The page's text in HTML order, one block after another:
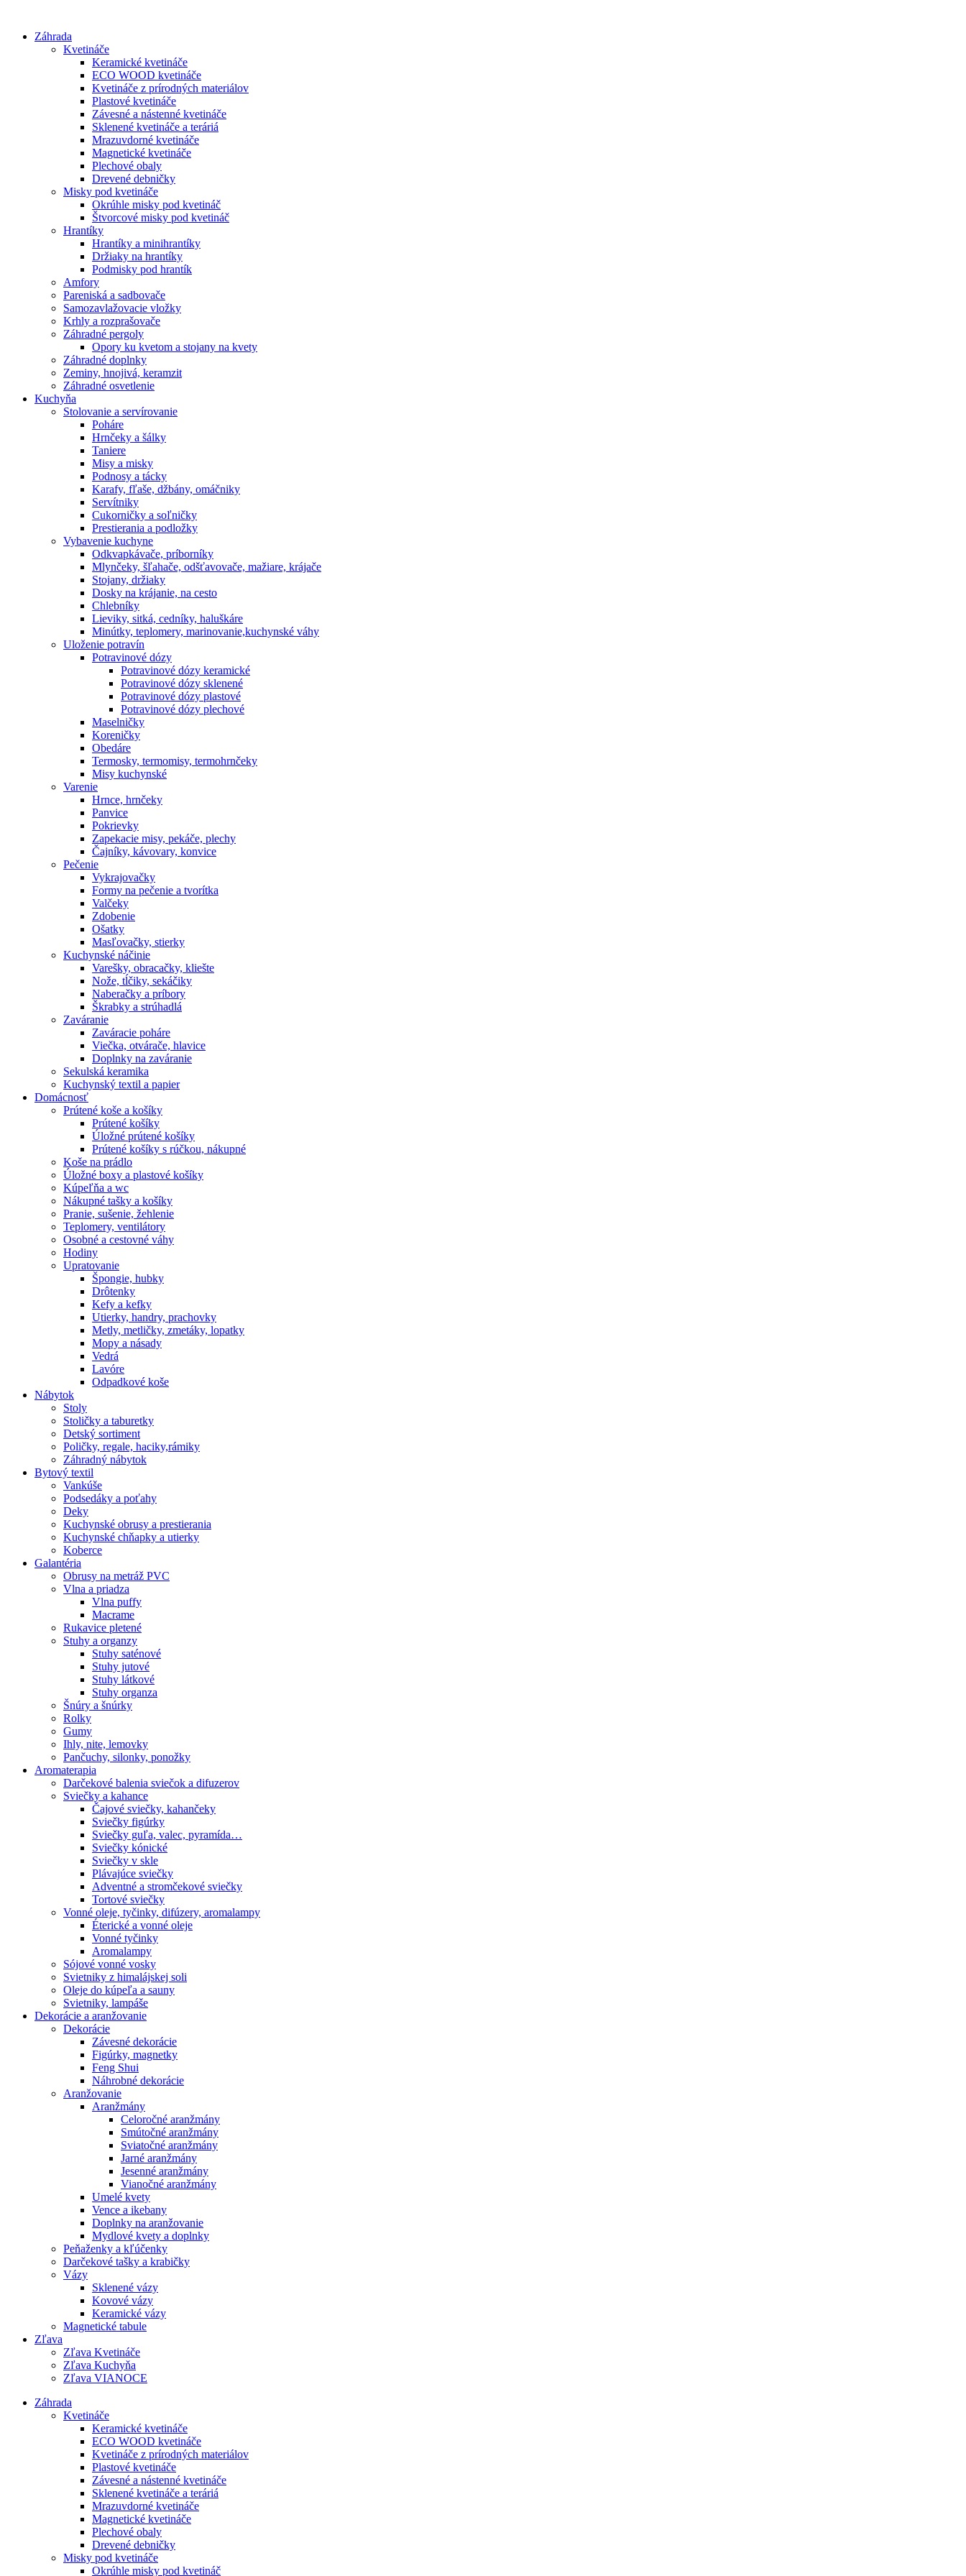
obsah
Záhrada
Kvetináče
Keramické kvetináče
ECO WOOD kvetináče
Kvetináče z prírodných materiálov
Plastové kvetináče
Závesné a nástenné kvetináče
Sklenené kvetináče a teráriá
Mrazuvdorné kvetináče
Magnetické kvetináče
Plechové obaly
Drevené debničky
Misky pod kvetináče
Okrúhle misky pod kvetináč
Štvorcové misky pod kvetináč
Hrantíky
Hrantíky a minihrantíky
Držiaky na hrantíky
Podmisky pod hrantík
Amfory
Pareniská a sadbovače
Samozavlažovacie vložky
Krhly a rozprašovače
Záhradné pergoly
Opory ku kvetom a stojany na kvety
Záhradné doplnky
Zeminy, hnojivá, keramzit
Záhradné osvetlenie
Kuchyňa
Stolovanie a servírovanie
Poháre
Hrnčeky a šálky
Taniere
Misy a misky
Podnosy a tácky
Karafy, fľaše, džbány, omáčniky
Servítniky
Cukorničky a soľničky
Prestierania a podložky
Vybavenie kuchyne
Odkvapkávače, príborníky
Mlynčeky, šľahače, odšťavovače, mažiare, krájače
Stojany, držiaky
Dosky na krájanie, na cesto
Chlebníky
Lieviky, sitká, cedníky, haluškáre
Minútky, teplomery, marinovanie,kuchynské váhy
Uloženie potravín
Potravinové dózy
Potravinové dózy keramické
Potravinové dózy sklenené
Potravinové dózy plastové
Potravinové dózy plechové
Maselničky
Koreničky
Obedáre
Termosky, termomisy, termohrnčeky
Misy kuchynské
Varenie
Hrnce, hrnčeky
Panvice
Pokrievky
Zapekacie misy, pekáče, plechy
Čajníky, kávovary, konvice
Pečenie
Vykrajovačky
Formy na pečenie a tvorítka
Valčeky
Zdobenie
Ošatky
Masľovačky, stierky
Kuchynské náčinie
Varešky, obracačky, kliešte
Nože, tĺčiky, sekáčiky
Naberačky a príbory
Škrabky a strúhadlá
Zaváranie
Zaváracie poháre
Viečka, otvárače, hlavice
Doplnky na zaváranie
Sekulská keramika
Kuchynský textil a papier
Domácnosť
Prútené koše a košíky
Prútené košíky
Úložné prútené košíky
Prútené košíky s rúčkou, nákupné
Koše na prádlo
Úložné boxy a plastové košíky
Kúpeľňa a wc
Nákupné tašky a košíky
Pranie, sušenie, žehlenie
Teplomery, ventilátory
Osobné a cestovné váhy
Hodiny
Upratovanie
Špongie, hubky
Drôtenky
Kefy a kefky
Utierky, handry, prachovky
Metly, metličky, zmetáky, lopatky
Mopy a násady
Vedrá
Lavóre
Odpadkové koše
Nábytok
Stoly
Stoličky a taburetky
Detský sortiment
Poličky, regale, haciky,rámiky
Záhradný nábytok
Bytový textil
Vankúše
Podsedáky a poťahy
Deky
Kuchynské obrusy a prestierania
Kuchynské chňapky a utierky
Koberce
Galantéria
Obrusy na metráž PVC
Vlna a priadza
Vlna puffy
Macrame
Rukavice pletené
Stuhy a organzy
Stuhy saténové
Stuhy jutové
Stuhy látkové
Stuhy organza
Šnúry a šnúrky
Rolky
Gumy
Ihly, nite, lemovky
Pančuchy, silonky, ponožky
Aromaterapia
Darčekové balenia sviečok a difuzerov
Sviečky a kahance
Čajové sviečky, kahančeky
Sviečky figúrky
Sviečky guľa, valec, pyramída…
Sviečky kónické
Sviečky v skle
Plávajúce sviečky
Adventné a stromčekové sviečky
Tortové sviečky
Vonné oleje, tyčinky, difúzery, aromalampy
Éterické a vonné oleje
Vonné tyčinky
Aromalampy
Sójové vonné vosky
Svietniky z himalájskej soli
Oleje do kúpeľa a sauny
Svietniky, lampáše
Dekorácie a aranžovanie
Dekorácie
Závesné dekorácie
Figúrky, magnetky
Feng Shui
Náhrobné dekorácie
Aranžovanie
Aranžmány
Celoročné aranžmány
Smútočné aranžmány
Sviatočné aranžmány
Jarné aranžmány
Jesenné aranžmány
Vianočné aranžmány
Umelé kvety
Vence a ikebany
Doplnky na aranžovanie
Mydlové kvety a doplnky
Peňaženky a kľúčenky
Darčekové tašky a krabičky
Vázy
Sklenené vázy
Kovové vázy
Keramické vázy
Magnetické tabule
Zľava
Zľava Kvetináče
Zľava Kuchyňa
Zľava VIANOCE
Záhrada
Kvetináče
Keramické kvetináče
ECO WOOD kvetináče
Kvetináče z prírodných materiálov
Plastové kvetináče
Závesné a nástenné kvetináče
Sklenené kvetináče a teráriá
Mrazuvdorné kvetináče
Magnetické kvetináče
Plechové obaly
Drevené debničky
Misky pod kvetináče
Okrúhle misky pod kvetináč